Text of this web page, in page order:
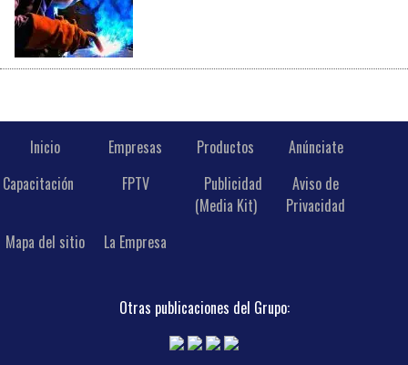
Inicio Empresas Productos
Anúnciate
Capacitación
FPTV
Publicidad
(Media Kit)
Aviso de
Privacidad
Mapa del sitio
La Empresa
Otras publicaciones del Grupo: